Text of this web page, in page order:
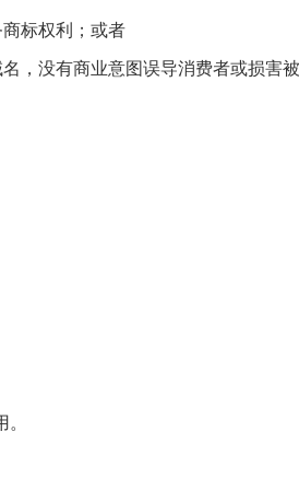
标权利；或者
，没有商业意图误导消费者或损害